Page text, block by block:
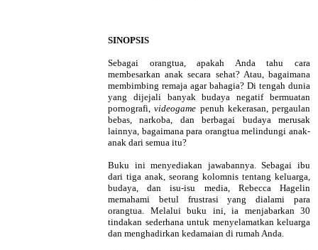
SINOPSIS
Sebagai orangtua, apakah Anda tahu cara
membesarkan anak secara sehat? Atau, bagaimana
membimbing remaja agar bahagia? Di tengah dunia
yang dijejali banyak budaya negatif bermuatan
pornografi,videogame penuh kekerasan, pergaulan
bebas, narkoba, dan berbagai budaya merusak
lainnya, bagaimana para orangtua melindungi anak-
anak dari semua itu?
Buku ini menyediakan jawabannya. Sebagai ibu
dari tiga anak, seorang kolomnis tentang keluarga,
budaya, dan isu-isu media, Rebecca Hagelin
memahami betul frustrasi yang dialami para
orangtua. Melalui buku ini, ia menjabarkan 30
tindakan sederhana untuk menyelamatkan keluarga
dan menghadirkan kedamaian di rumah Anda.